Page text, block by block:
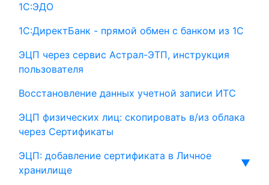
1С:ЭДО
1С:ДиректБанк - прямой обмен с банком из 1С
ЭЦП через сервис Астрал-ЭТП, инструкция
пользователя
Восстановление данных учетной записи ИТС
ЭЦП физических лиц: скопировать в/из облака
через Сертификаты
ЭЦП: добавление сертификата в Личное
хранилище
▼